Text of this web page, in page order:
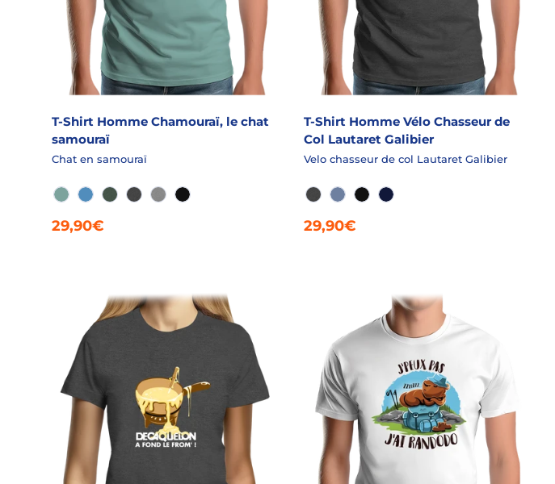
T-Shirt Homme Chamouraï, le chat
samouraï
Chat en samouraï
VERT ADISE
AZUREPICEA CHINÉ
GRANIT CHINÉ
GRIS CHINÉ
NOIR
29,90€
T-Shirt Homme Vélo Chasseur de
Col Lautaret Galibier
Velo chasseur de col Lautaret Galibier
GRANIT CHINÉ
JEANS USED
NOIRMARINE
29,90€